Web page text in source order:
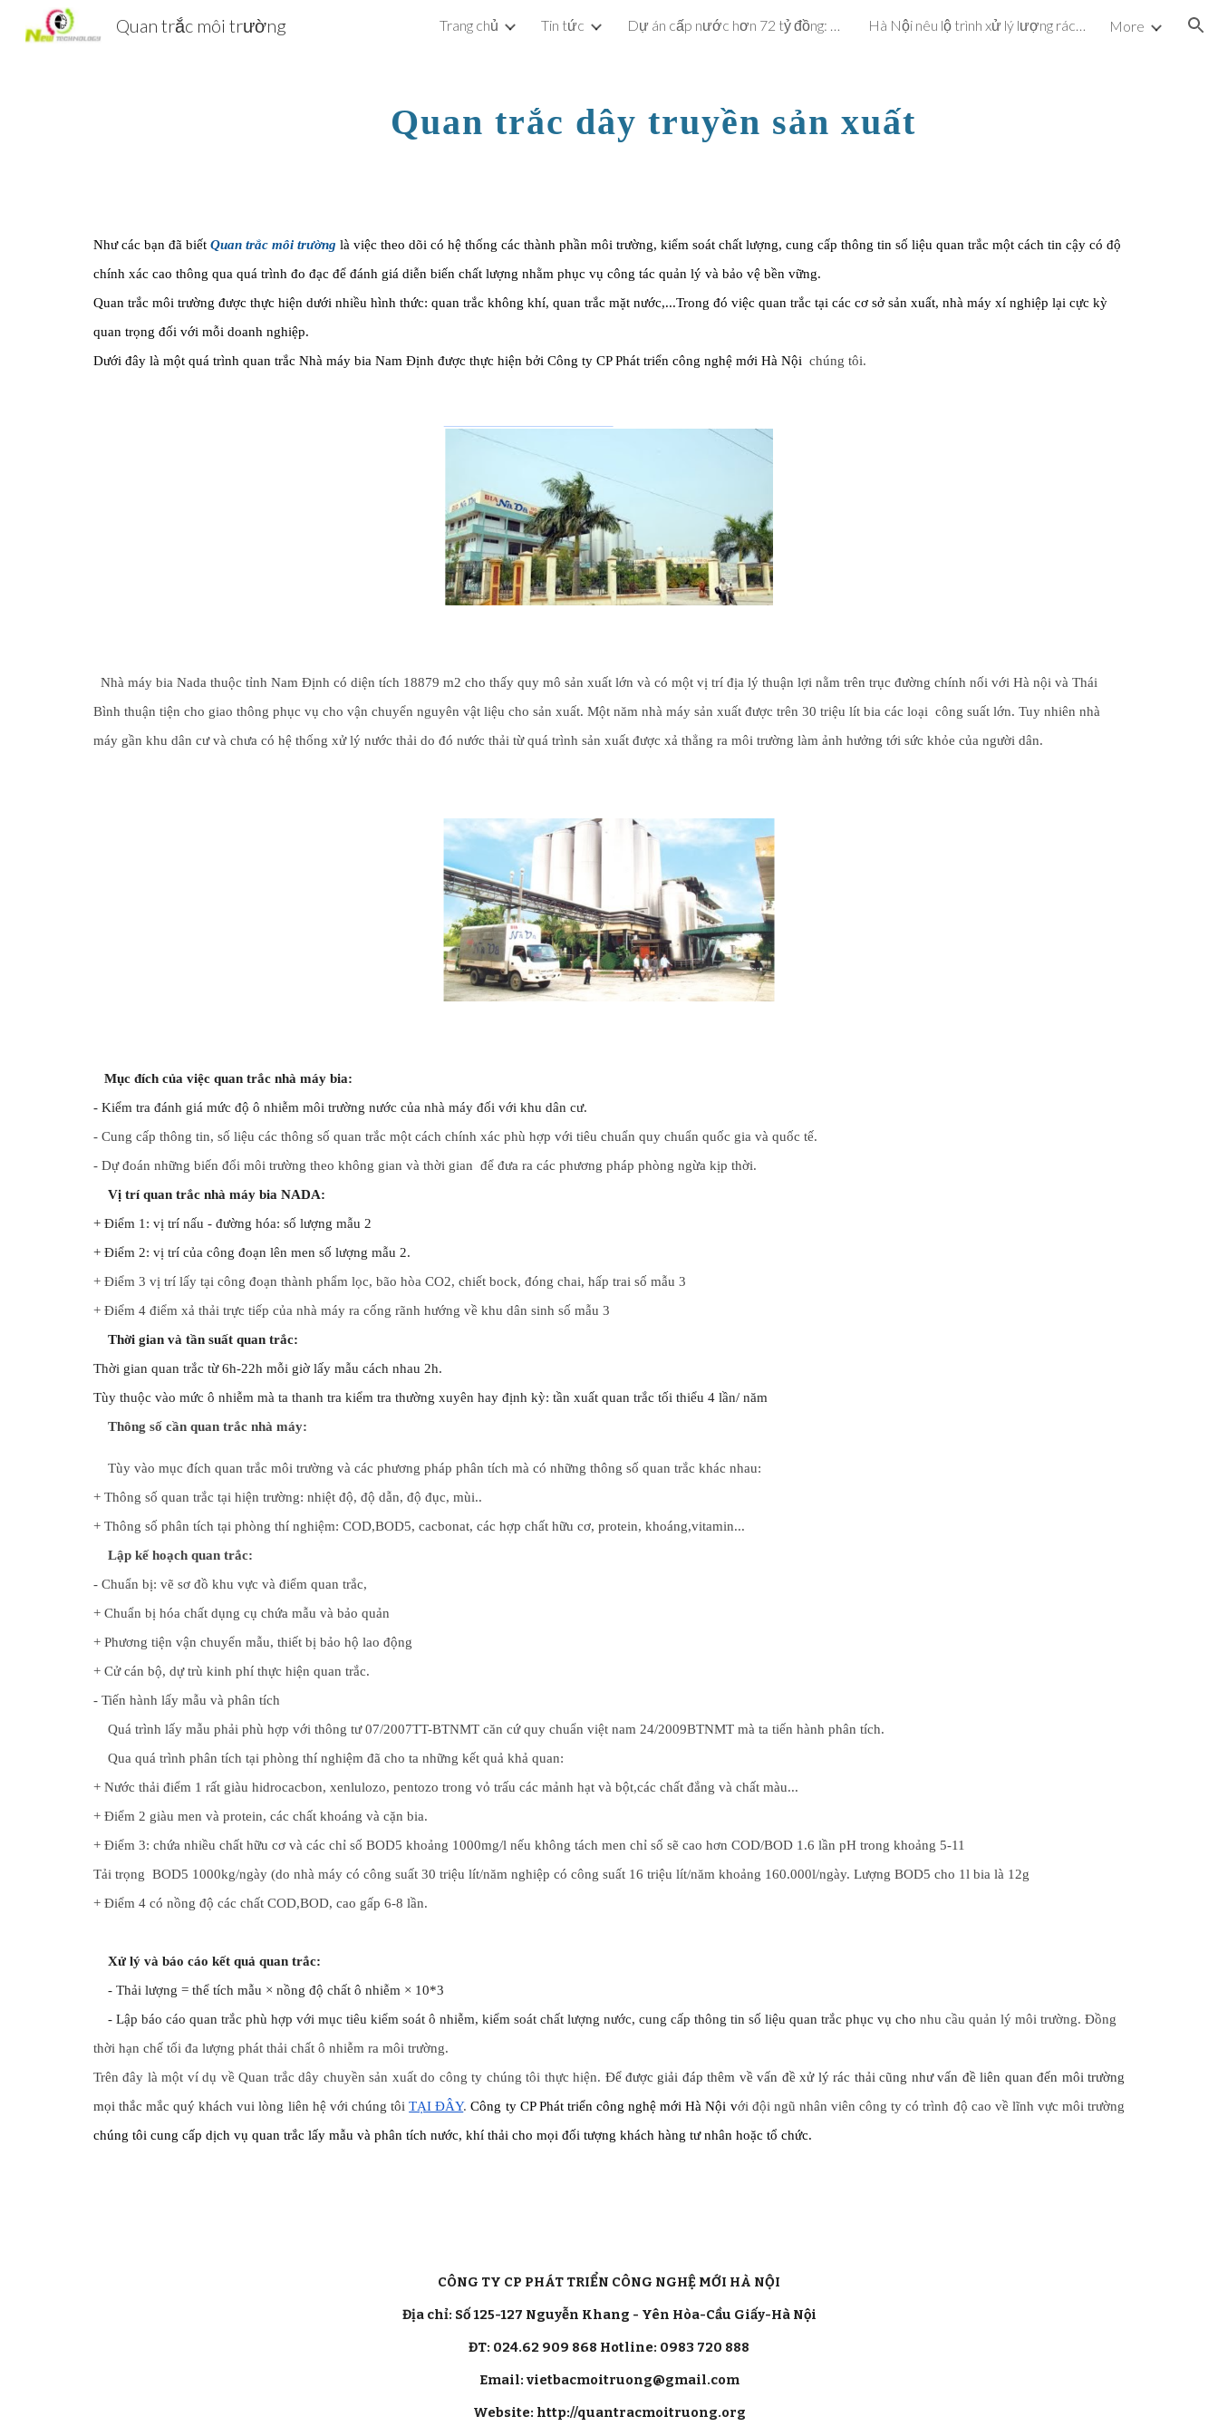
Skip to main content Skip to navigation
Quan trắc môi trường Trang chủ Tin tức Dự án cấp nước hơn 72 tỷ đồng: Vừa vận hành, vừa khắc phục sự cố Hà Nội nêu lộ trình xử lý lượng rác chôn ở bãi Nam Sơn More
Quan trắc dây truyền sản xuất
Như các bạn đã biết Quan trắc môi trường là việc theo dõi có hệ thống các thành phần môi trường, kiểm soát chất lượng, cung cấp thông tin số liệu quan trắc một cách tin cậy có độ
chính xác cao thông qua quá trình đo đạc để đánh giá diễn biến chất lượng nhằm phục vụ công tác quản lý và bảo vệ bền vững.
Quan trắc môi trường được thực hiện dưới nhiều hình thức: quan trắc không khí, quan trắc mặt nước,...Trong đó việc quan trắc tại các cơ sở sản xuất, nhà máy xí nghiệp lại cực kỳ
quan trọng đối với mỗi doanh nghiệp.
Dưới đây là một quá trình quan trắc Nhà máy bia Nam Định được thực hiện bởi Công ty CP Phát triển công nghệ mới Hà Nội chúng tôi.
Bình thuận tiện cho giao thông phục vụ cho vận chuyển nguyên vật liệu cho sản xuất. Một năm nhà máy sản xuất được trên 30 triệu lít bia các loại  công suất lớn. Tuy nhiên nhà
máy gần khu dân cư và chưa có hệ thống xử lý nước thải do đó nước thải từ quá trình sản xuất được xả thẳng ra môi trường làm ảnh hưởng tới sức khỏe của người dân.
   Mục đích của việc quan trắc nhà máy bia:
- Kiểm tra đánh giá mức độ ô nhiễm môi trường nước của nhà máy đối với khu dân cư.
- Cung cấp thông tin, số liệu các thông số quan trắc một cách chính xác phù hợp với tiêu chuẩn quy chuẩn quốc gia và quốc tế.
- Dự đoán những biến đổi môi trường theo không gian và thời gian  để đưa ra các phương pháp phòng ngừa kịp thời.
    Vị trí quan trắc nhà máy bia NADA:
+ Điểm 1: vị trí nấu - đường hóa: số lượng mẫu 2
+ Điểm 2: vị trí của công đoạn lên men số lượng mẫu 2.
+ Điểm 3 vị trí lấy tại công đoạn thành phẩm lọc, bão hòa CO2, chiết bock, đóng chai, hấp trai số mẫu 3
+ Điểm 4 điểm xả thải trực tiếp của nhà máy ra cống rãnh hướng về khu dân sinh số mẫu 3
    Thời gian và tần suất quan trắc:
Thời gian quan trắc từ 6h-22h mỗi giờ lấy mẫu cách nhau 2h.
Tùy thuộc vào mức ô nhiễm mà ta thanh tra kiểm tra thường xuyên hay định kỳ: tần xuất quan trắc tối thiểu 4 lần/ năm
    Thông số cần quan trắc nhà máy:
    Tùy vào mục đích
quan trắc môi trường và các phương pháp phân tích mà có những thông số quan trắc khác nhau:
+ Thông số quan trắc tại hiện trường: nhiệt độ, độ dẫn, độ đục, mùi..
+ Thông số phân tích tại phòng thí nghiệm: COD,BOD5, cacbonat, các hợp chất hữu cơ, protein, khoáng,vitamin...
    Lập kế hoạch quan trắc:
- Chuẩn bị: vẽ sơ đồ khu vực và điểm quan trắc,
+ Chuẩn bị hóa chất dụng cụ chứa mẫu và bảo quản
+ Phương tiện vận chuyển mẫu, thiết bị bảo hộ lao động
+ Cử cán bộ, dự trù kinh phí thực hiện quan trắc.
- Tiến hành lấy mẫu và phân tích
    Quá trình lấy mẫu phải phù hợp với thông tư 07/2007TT-BTNMT căn cứ quy chuẩn việt nam 24/2009BTNMT mà ta tiến hành phân tích.
    Qua quá trình phân tích tại phòng thí nghiệm đã cho ta những kết quả khả quan:
+ Nước thải điểm 1 rất giàu hidrocacbon, xenlulozo, pentozo trong vỏ trấu các mảnh hạt và bột,các chất đắng và chất màu...
+ Điểm 2 giàu men và protein, các chất khoáng và cặn bia.
+ Điểm 3: chứa nhiều chất hữu cơ và các chỉ số BOD5 khoảng 1000mg/l nếu không tách men chỉ số sẽ cao hơn COD/BOD 1.6 lần pH trong khoảng 5-11
Tải trọng  BOD5 1000kg/ngày (do nhà máy có công suất 30 triệu lít/năm nghiệp có công suất 16 triệu lít/năm khoảng 160.000l/ngày. Lượng BOD5 cho 1l bia là 12g
+ Điểm 4 có nồng độ các chất COD,BOD, cao gấp 6-8 lần.
Xử lý và báo cáo kết quả quan trắc:
    - Thải lượng = thể tích mẫu × nồng độ chất ô nhiễm × 10*3
    - Lập báo cáo quan trắc phù hợp với mục tiêu kiểm soát ô nhiễm, kiểm soát chất lượng nước, cung cấp thông tin số liệu quan trắc phục vụ cho
nhu cầu quản lý môi trường. Đồng
thời hạn chế tối đa lượng phát thải chất ô nhiễm ra môi trường.
Trên đây là một ví dụ về Quan trắc dây chuyền sản xuất do công ty chúng tôi thực hiện. Để được giải đáp thêm về vấn đề xử lý rác thải cũng như vấn đề liên quan đến môi trường
mọi thắc mắc quý khách vui lòng liên hệ với chúng tôi TẠI ĐÂY.Công ty CP Phát triển công nghệ mới Hà Nội với đội ngũ nhân viên công ty có trình độ cao về lĩnh vực môi trường
chúng tôi cung cấp dịch vụ quan trắc lấy mẫu và phân tích nước, khí thải cho mọi đối tượng khách hàng tư nhân hoặc tổ chức.
CÔNG TY CP PHÁT TRIỂN CÔNG NGHỆ MỚI HÀ NỘI
Địa chỉ: Số 125-127 Nguyễn Khang - Yên Hòa-Cầu Giấy-Hà Nội
ĐT: 024.62 909 868 Hotline: 0983 720 888
Email: vietbacmoitruong@gmail.com
Website: http://quantracmoitruong.org